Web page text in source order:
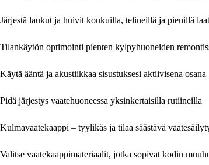
Järjestä laukut ja huivit koukuilla, telineillä ja pienillä
Tilankäytön optimointi pienten kylpyhuoneiden
Käytä ääntä ja akustiikkaa sisustuksesi aktiivisena osana
Pidä järjestys vaatehuoneessa yksinkertaisilla rutiineilla
Kulmavaatekaappi – tyylikäs ja tilaa säästävä
Valitse vaatekaappimateriaalit, jotka sopivat kodin